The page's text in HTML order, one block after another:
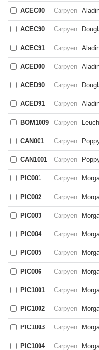
ACEC00 Carpyen
ACEC90 Carpyen
ACEC91 Carpyen
ACED00 Carpyen
ACED90 Carpyen
ACED91 Carpyen
BOM1009 Carpyen
CAN001 Carpyen
CAN1001 Carpyen
PIC001 Carpyen
PIC002 Carpyen
PIC003 Carpyen
PIC004 Carpyen
PIC005 Carpyen
PIC006 Carpyen
PIC1001 Carpyen
PIC1002 Carpyen
PIC1003 Carpyen
PIC1004 Carpyen